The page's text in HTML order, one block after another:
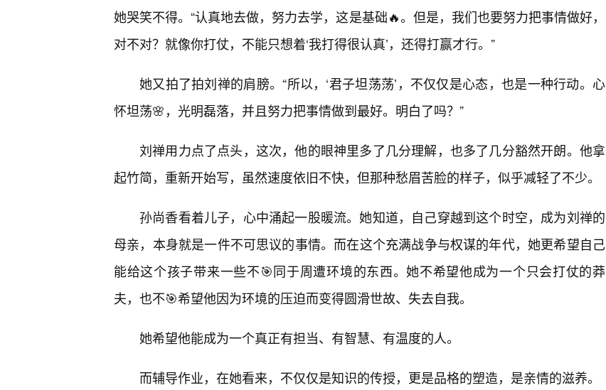
她哭笑不得。“认真地去做，努力去学，这是基础🔥。但是，我们也要努力把事情做好，
对不对？就像你打仗，不能只想着‘我打得很认真’，还得打赢才行。”
她又拍了拍刘禅的肩膀。“所以，‘君子坦荡荡’，不仅仅是心态，也是一种行动。心
怀坦荡🌸，光明磊落，并且努力把事情做到最好。明白了吗？”
刘禅用力点了点头，这次，他的眼神里多了几分理解，也多了几分豁然开朗。他拿
起竹简，重新开始写，虽然速度依旧不快，但那种愁眉苦脸的样子，似乎减轻了不少。
孙尚香看着儿子，心中涌起一股暖流。她知道，自己穿越到这个时空，成为刘禅的
母亲，本身就是一件不可思议的事情。而在这个充满战争与权谋的年代，她更希望自己
能给这个孩子带来一些不🎯同于周遭环境的东西。她不希望他成为一个只会打仗的莽
夫，也不🎯希望他因为环境的压迫而变得圆滑世故、失去自我。
她希望他能成为一个真正有担当、有智慧、有温度的人。
而辅导作业，在她看来，不仅仅是知识的传授，更是品格的塑造，是亲情的滋养。